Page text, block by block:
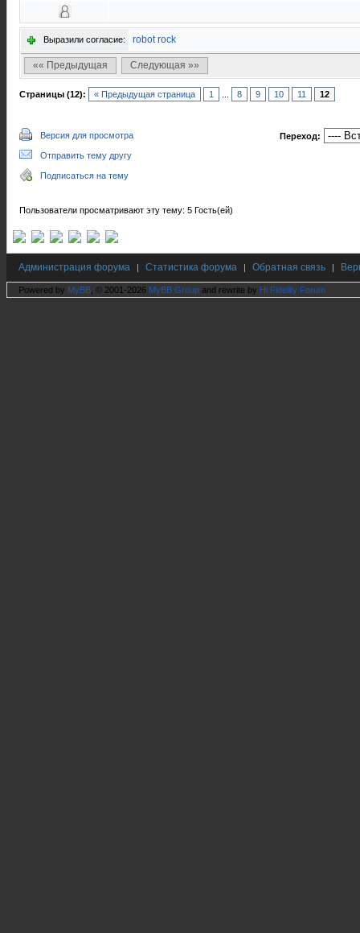
Выразили согласие: robot rock
«« Предыдущая Следующая »»
Страницы (12): « Предыдущая страница 1 8 9 10 11 12
Версия для просмотра
Отправить тему другу
Подписаться на тему
Переход:
Пользователи просматривают эту тему: 5 Гость(ей)
Администрация форума | Статистика форума | Обратная связь |
Powered by MyBB , © 2001-2026 MyBB Group and rewrite by Hi Fidelity Forum